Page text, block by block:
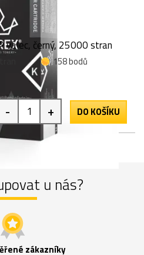
válec, černý, 25000 stran
158 bodů
- + DO KOŠÍKU
u nás?
zákazníky